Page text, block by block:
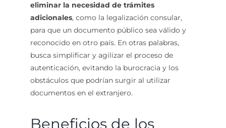
eliminar la necesidad de trámites
adicionales, como la legalización consular,
para que un documento público sea válido y
reconocido en otro país. En otras palabras,
busca simplificar y agilizar el proceso de
autenticación, evitando la burocracia y los
obstáculos que podrían surgir al utilizar
documentos en el extranjero.
Beneficios de los